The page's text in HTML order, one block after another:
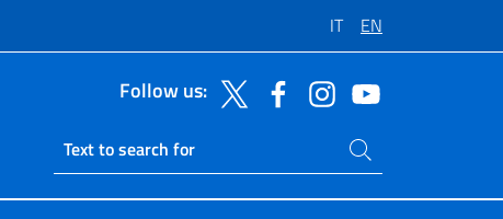
IT EN
Follow us:
Ricerca sito live
Search on site